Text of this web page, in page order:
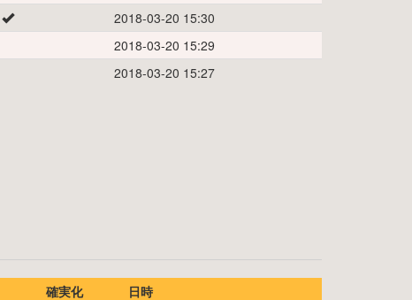
2018-03-20 15:30
2018-03-20 15:29
2018-03-20 15:27
確実化
日時